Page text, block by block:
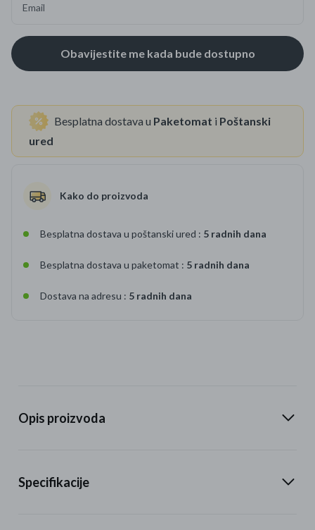
Email
Besplatna dostava u Paketomat i Poštanski
ured
Kako do proizvoda
Besplatna dostava u poštanski ured : 5 radnih dana
Besplatna dostava u paketomat : 5 radnih dana
Dostava na adresu : 5 radnih dana
Opis proizvoda
Specifikacije